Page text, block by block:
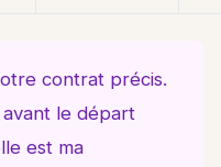
contrat précis.
le départ
est ma